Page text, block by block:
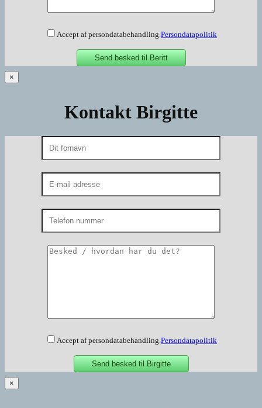
Accept af persondatabehandling. Persondatapolitik
×
Kontakt Birgitte
Accept af persondatabehandling. Persondatapolitik
×